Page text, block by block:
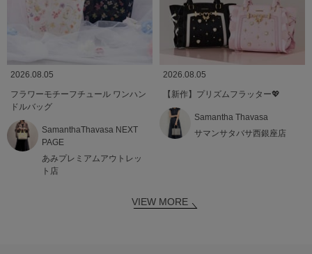
2026.08.05
フラワーモチーフチュール ワンハン
ドルバッグ
SamanthaThavasa NEXT
PAGE
あみプレミアムアウトレッ
ト店
2026.08.05
【新作】プリズムフラッター💖
Samantha Thavasa
サマンサタバサ西銀座店
VIEW MORE